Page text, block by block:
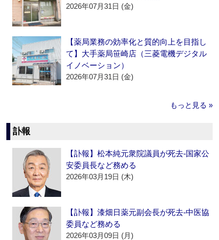
2026年07月31日 (金)
【薬局業務の効率化と質的向上を目指し
て】大手薬局笹崎店（三菱電機デジタル
イノベーション）
2026年07月31日 (金)
もっと見る »
訃報
【訃報】松本純元衆院議員が死去‐国家公
安委員長など務める
2026年03月19日 (木)
【訃報】漆畑日薬元副会長が死去‐中医協
委員など務める
2026年03月09日 (月)